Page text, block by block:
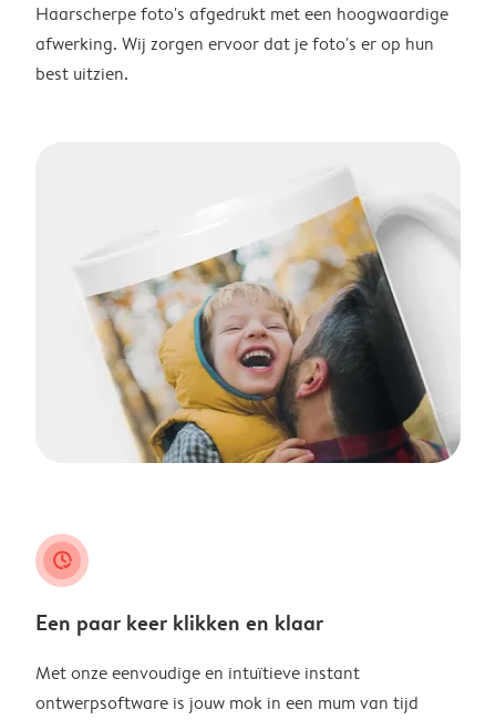
Haarscherpe foto's afgedrukt met een hoogwaardige
afwerking. Wij zorgen ervoor dat je foto's er op hun
best uitzien.
clock_check
Een paar keer klikken en klaar
Met onze eenvoudige en intuïtieve instant
ontwerpsoftware is jouw mok in een mum van tijd